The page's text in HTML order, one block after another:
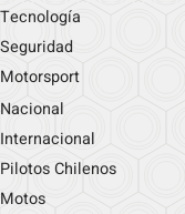
Tecnología
Seguridad
Motorsport
Nacional
Internacional
Pilotos Chilenos
Motos